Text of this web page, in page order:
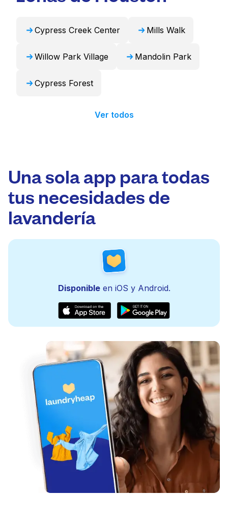
Cypress Creek Center Mills Walk
Willow Park Village Mandolin Park
Cypress Forest
Ver todos
Una sola app para todas
tus necesidades de
lavandería
Disponibleen iOS y Android.